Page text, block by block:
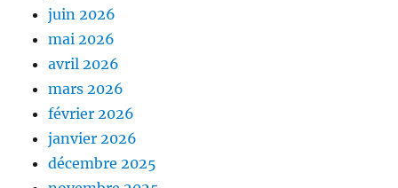
juin 2026
mai 2026
avril 2026
mars 2026
février 2026
janvier 2026
décembre 2025